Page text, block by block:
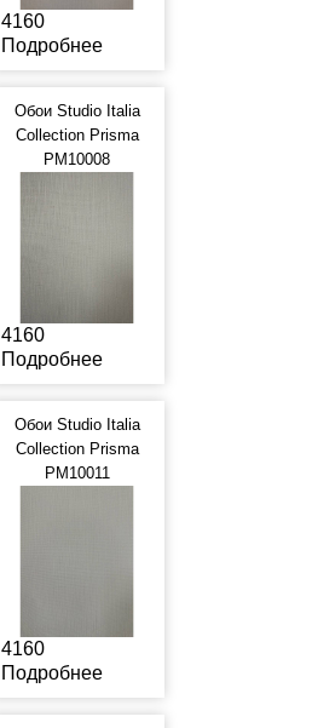
4160
Подробнее
Обои Studio Italia
Collection Prisma
PM10008
4160
Подробнее
Обои Studio Italia
Collection Prisma
PM10011
4160
Подробнее